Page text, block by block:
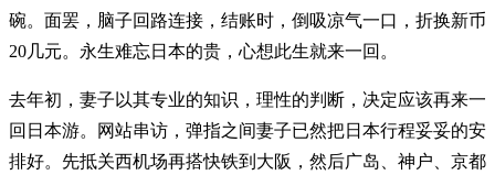
碗。面罢，脑子回路连接，结账时，倒吸凉气一口，折换新币
20几元。永生难忘日本的贵，心想此生就来一回。
去年初，妻子以其专业的知识，理性的判断，决定应该再来一
回日本游。网站串访，弹指之间妻子已然把日本行程妥妥的安
排好。先抵关西机场再搭快铁到大阪，然后广岛、神户、京都